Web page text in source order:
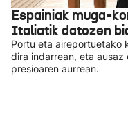
Espainiak muga-
Italiatik datozen
Portu eta aireportuetako
dira indarrean, eta
presioaren aurrean.